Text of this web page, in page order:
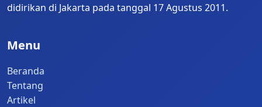
didirikan di Jakarta pada tanggal 17 Agustus 2011.
Menu
Beranda
Tentang
Artikel